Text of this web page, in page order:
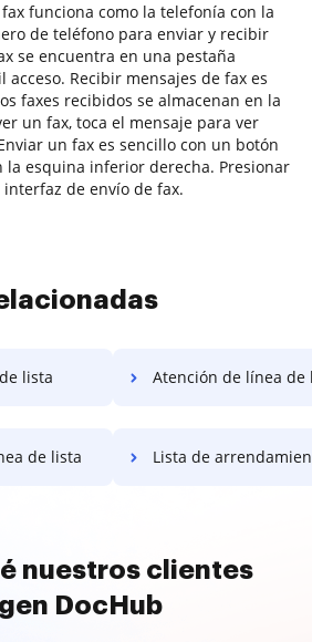
funciona como la telefonía con la
de teléfono para enviar y recibir
se encuentra en una pestaña
Recibir mensajes de fax es
faxes recibidos se almacenan en la
un fax, toca el mensaje para ver
un fax es sencillo con un botón
la esquina inferior derecha. Presionar
de envío de fax.
lista Atención de línea de
de lista Lista de arrendamiento
nuestros clientes
DocHub